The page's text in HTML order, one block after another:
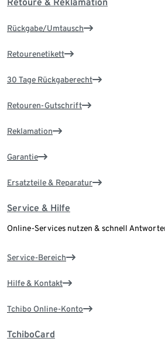
Rückgabe/Umtausch
Retourenetikett
30 Tage Rückgaberecht
Retouren-Gutschrift
Reklamation
Garantie
Ersatzteile & Reparatur
Service & Hilfe
Online-Services nutzen & schnell
Service-Bereich
Hilfe & Kontakt
Tchibo Online-Konto
TchiboCard